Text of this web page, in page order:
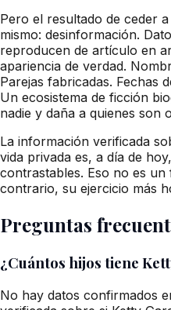
Pero el resultado de ceder
mismo: desinformación.
reproducen de artículo en
apariencia de verdad.
Parejas fabricadas. Fechas
Un ecosistema de ficción
nadie y daña a quienes son
La información verificada
vida privada es, a día de
contrastables. Eso no es
contrario, su ejercicio más
Preguntas
¿Cuántos hijos tiene
No hay datos confirmados